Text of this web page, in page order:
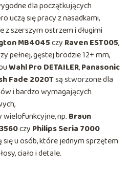
dla początkujących
uczą się pracy z nasadkami,
z szerszym ostrzem i długimi
MB4045czy Raven EST005,
pełnej, gęstej brodzie 12+ mm,
Wahl Pro DETAILER,Panasonic
Fade 2020Tsą stworzone dla
i bardzo wymagających
np. Braun
czy Philips Seria 7000
się u osób, które jednym sprzętem
ciało i detale.